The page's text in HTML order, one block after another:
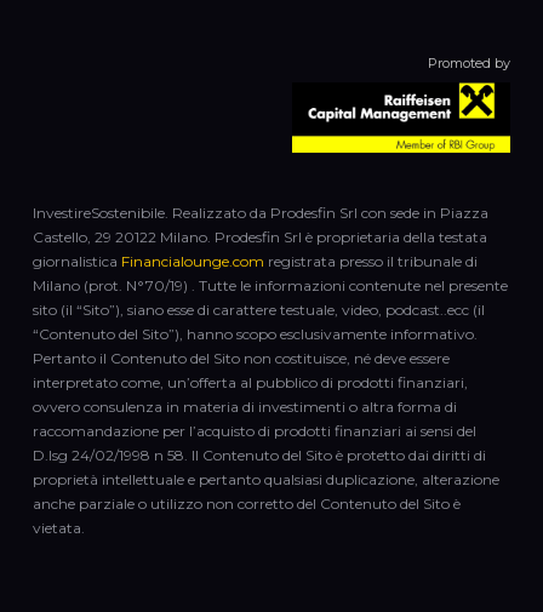
Promoted by
InvestireSostenibile. Realizzato da Prodesfin Srl con sede in Piazza
Castello, 29 20122 Milano. Prodesfin Srl è proprietaria della testata
giornalistica Financialounge.com registrata presso il tribunale di
Milano (prot. N°70/19) . Tutte le informazioni contenute nel presente
sito (il “Sito”), siano esse di carattere testuale, video, podcast..ecc (il
“Contenuto del Sito”), hanno scopo esclusivamente informativo.
Pertanto il Contenuto del Sito non costituisce, né deve essere
interpretato come, un’offerta al pubblico di prodotti finanziari,
ovvero consulenza in materia di investimenti o altra forma di
raccomandazione per l’acquisto di prodotti finanziari ai sensi del
D.lsg 24/02/1998 n 58. Il Contenuto del Sito è protetto dai diritti di
proprietà intellettuale e pertanto qualsiasi duplicazione, alterazione
anche parziale o utilizzo non corretto del Contenuto del Sito è
vietata.